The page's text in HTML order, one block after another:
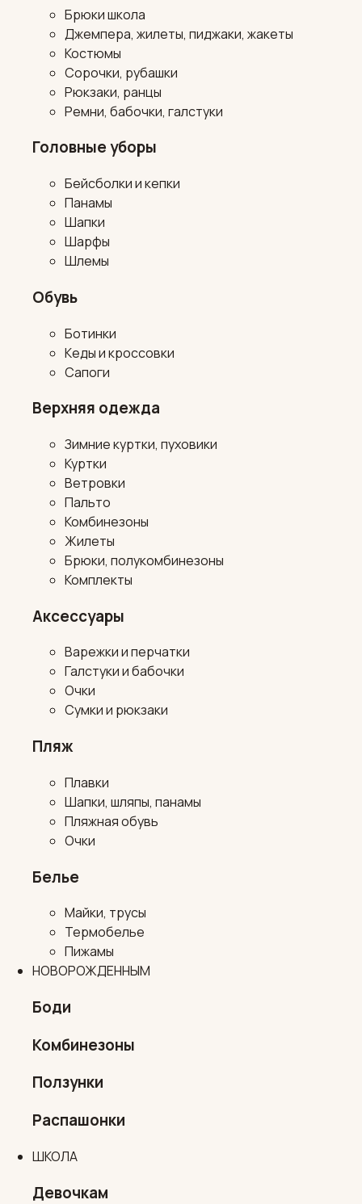
Брюки школа
Джемпера, жилеты, пиджаки, жакеты
Костюмы
Сорочки, рубашки
Рюкзаки, ранцы
Ремни, бабочки, галстуки
Головные уборы
Бейсболки и кепки
Панамы
Шапки
Шарфы
Шлемы
Обувь
Ботинки
Кеды и кроссовки
Сапоги
Верхняя одежда
Зимние куртки, пуховики
Куртки
Ветровки
Пальто
Комбинезоны
Жилеты
Брюки, полукомбинезоны
Комплекты
Аксессуары
Варежки и перчатки
Галстуки и бабочки
Очки
Сумки и рюкзаки
Пляж
Плавки
Шапки, шляпы, панамы
Пляжная обувь
Очки
Белье
Майки, трусы
Термобелье
Пижамы
НОВОРОЖДЕННЫМ
Боди
Комбинезоны
Ползунки
Распашонки
ШКОЛА
Девочкам